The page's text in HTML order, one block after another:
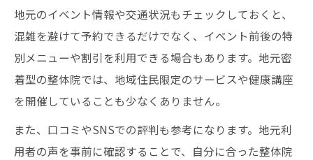
地元のイベント情報や交通状況もチェックしておくと、
混雑を避けて予約できるだけでなく、イベント前後の特
別メニューや割引を利用できる場合もあります。地元密
着型の整体院では、地域住民限定のサービスや健康講座
を開催していることも少なくありません。
また、口コミやSNSでの評判も参考になります。地元利
用者の声を事前に確認することで、自分に合った整体院